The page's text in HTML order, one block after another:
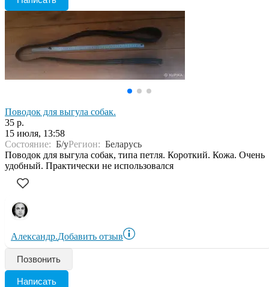
Поводок для выгула собак.
35 р.
15 июля, 13:58
Состояние: Б/уРегион: Беларусь
Поводок для выгула собак, типа петля. Короткий. Кожа. Очень
удобный. Практически не использовался
Александр.Добавить отзыв
Позвонить
Написать